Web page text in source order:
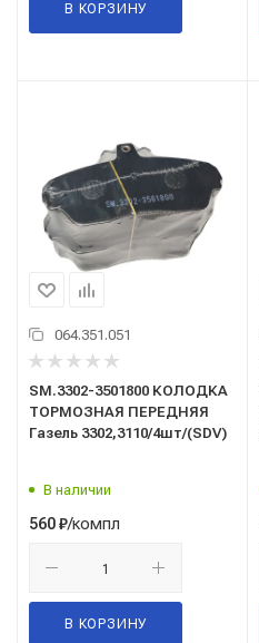
В КОРЗИНУ
064.351.051
SM.3302-3501800 КОЛОДКА
ТОРМОЗНАЯ ПЕРЕДНЯЯ
Газель 3302,3110/4шт/(SDV)
В наличии
560₽/компл
В КОРЗИНУ